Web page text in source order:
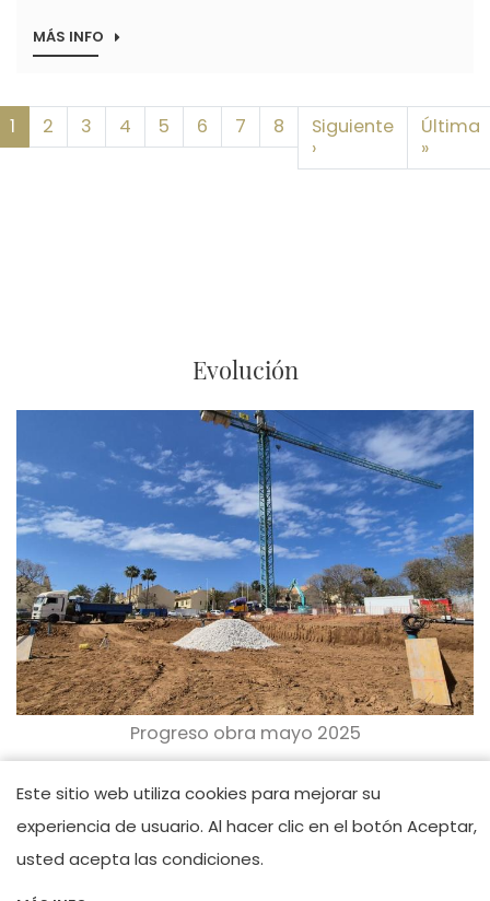
MÁS INFO SOBRE
81,5%
LOGRA
Paginación
1 2 3 4 5 6 7 8
Siguiente
› Siguiente página
Última
»
Evolución
Progreso obra mayo 2025
Imagen
Este sitio web utiliza cookies para mejorar su
experiencia de usuario. Al hacer clic en el botón Aceptar,
usted acepta las condiciones.